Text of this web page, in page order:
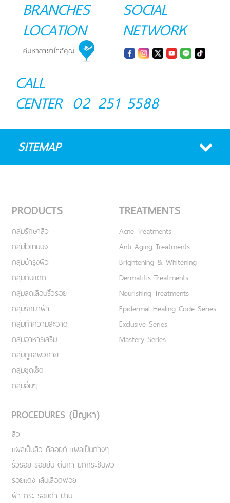
BRANCHES
LOCATION
SOCIAL
NETWORK
CALL
CENTER 02 251 5588
SITEMAP
PRODUCTS
กลุ่มรักษาสิว
กลุ่มไวเทนนิ่ง
กลุ่มบำรุงผิว
กลุ่มกันแดด
กลุ่มลดเลือนริ้วรอย
กลุ่มรักษาฝ้า
กลุ่มทำความสะอาด
กลุ่มอาหารเสริม
กลุ่มดูแลผิวกาย
กลุ่มชุดเซ็ต
กลุ่มอื่นๆ
TREATMENTS
Acne Treatments
Anti Aging Treatments
Brightening & Whitening
Dermatitis Treatments
Nourishing Treatments
Epidermal Healing Code Series
Exclusive Series
Mastery Series
PROCEDURES (ปัญหา)
สิว
แผลเป็นสิว คีลอยด์ แผลเป็นต่างๆ
ริ้วรอย รอยย่น ตีนกา ยกกระชับผิว
รอยแดง เส้นเลือดฟอย
ฝ้า กระ รอยดำ ปาน